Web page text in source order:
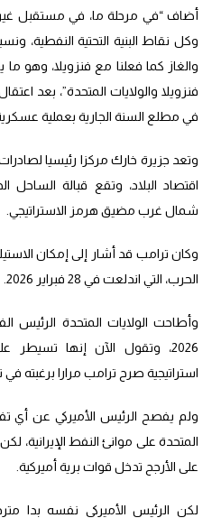
أضاف “في مرحلة ما، في مستقبل
وكل نقاط البنية التحتية النفطية،
والغاز كما فعلنا مع فنزويلا،
فنزويلا والولايات المتحدة”، بعد
في مطلع السنة الجارية بعملية
وتعد جزيرة خارك مركزا رئيسيا
اقتصاد البلاد، وتقع قبالة الساحل
شمال غرب مضيق هرمز الاستراتيجي.
وكان ترامب قد أشار إلى إمكان
الحرب، التي اندلعت في 28 فبراير 2026.
وأطاحت الولايات المتحدة الرئيس
2026، وتقول الآن إنها
استراتيجية صرح ترامب مرارا برغبته في
ولم يفصح الرئيس الأميركي عن أي
المتحدة على موانئ النفط
على الأرجح تدخل قوات برية أميركية.
لكن الرئيس الأميركي نفسه بدا